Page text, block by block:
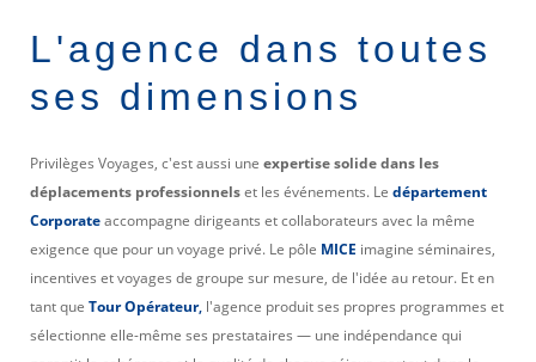
L'agence dans toutes
ses dimensions
Privilèges Voyages, c'est aussi une expertise solide dans les
déplacements professionnelset les événements. Le département
Corporateaccompagne dirigeants et collaborateurs avec la même
exigence que pour un voyage privé. Le pôle MICE imagine séminaires,
incentives et voyages de groupe sur mesure, de l'idée au retour. Et en
tant que Tour Opérateur, l'agence produit ses propres programmes et
sélectionne elle-même ses prestataires — une indépendance qui